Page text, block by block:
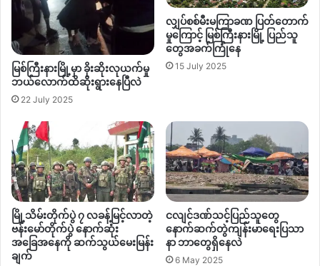
အထိတော့ အရင်က သင်ရိုးအဟောင်းကိုဘဲ ပြန်သုံးခိုင်းထား
တယ်။ ၁၁ တန်းရဲ့ သင်ရိုးကိုကတော့ ကျွန်တောတို့IEDကဆရာ
တွေ၊ မိုင်ဂျာယန်ကောလိပ်က အားလုံးစုပေါင်းပြီး ပညာတွေစု
ပြီး ဝိုင်းဆွဲထားပါတယ်။ ပြီးတော့
အဲဒီသင်ရိုးတွေ
က ၁၁ တန်း နဲ့ ၁၂အတွက် ရည်ရွယ်တာဖြစ်ပါတယ်။
ကို မသင်ကြားနိုင်သေးတာက ဘယ်လိုအခက်အခဲတွေရှိနေလဲ။
ဖြေ။ ။ အဆင်သင့်မဖြစ်သေးလို့ပေါ့။ အခုချိန်ထိလည်းGrade-
6အထိဘဲ သင်ရိုးကဆွဲပြီးသေးတယ်။ ဒီသင်ရိုးအသစ်တောင်မှ ဒီ
နှစ်၂၀၂၅–၂၆ စာသင်နှစ်ကျောင်းပိတ်တဲ့ အချိန်မှာမှသင်တန်းစပေး
ဖြစ်မှာပါ။ ကျွန်တော်တို့အနေနဲ့ တစ်ခါတည်းပြောင်းဖို့ခက်သေးတဲ့
အတွက် အရင်က သင်ရိုးအဟောင်းကိုဘဲ သုံးနေသေးတာဖြစ်ပါ
တယ်။
သင်ရိုးသစ်တွေနဲ့
မြစ်ကြီးနားမြို့မှာ ခိုးဆိုးလုယက်မှု
ဘယ်လောက်ထိဆိုးရွားနေပြီလဲ
22 July 2025
လျှပ်စစ်မီးမကြာခဏ ပြတ်တောက်
မှုကြောင့် မြစ်ကြီးနားမြို့ ပြည်သူ
တွေအခက်ကြုံနေ
15 July 2025
မြို့သိမ်းတိုက်ပွဲ ၇ လခန့်မြင့်လာတဲ့
ဗန်းမော်တိုက်ပွဲ နောက်ဆုံး
အခြေအနေကို ဆက်သွယ်မေးမြန်း
ချက်
ငလျင်ဒဏ်သင့်ပြည်သူတွေ
နောက်ဆက်တွဲကျန်းမာရေးပြသာ
နာ ဘာတွေရှိနေလဲ
6 May 2025